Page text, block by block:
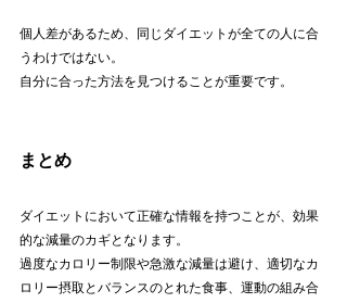
個人差があるため、同じダイエットが全ての人に合
うわけではない。
自分に合った方法を見つけることが重要です。
まとめ
ダイエットにおいて正確な情報を持つことが、効果
的な減量のカギとなります。
過度なカロリー制限や急激な減量は避け、適切なカ
ロリー摂取とバランスのとれた食事、運動の組み合